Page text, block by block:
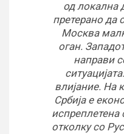
од локална
претерано да
Москва
оган.
направи
влијание. На
Србија е
испреплетена
отколку со